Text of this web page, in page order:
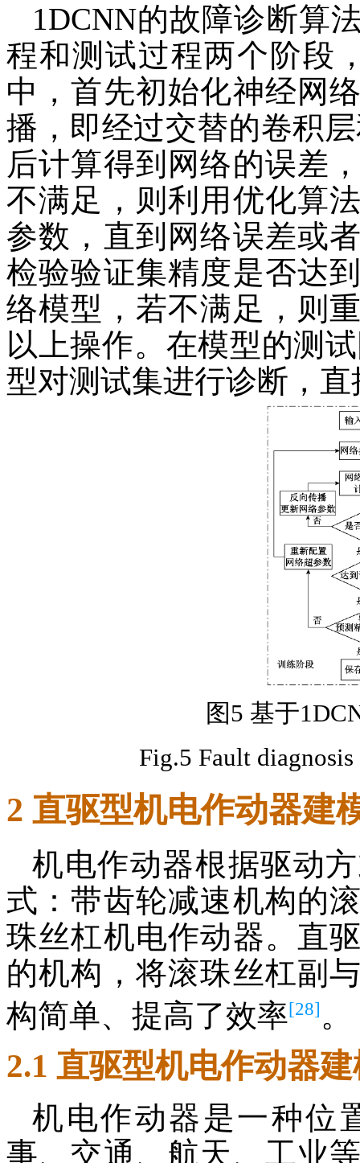
1DCNN的故障诊断算
程和测试过程两个阶段
中，首先初始化神经网
播，即经过交替的卷积
后计算得到网络的误差
不满足，则利用优化算
参数，直到网络误差或
检验验证集精度是否达
络模型，若不满足，则
以上操作。在模型的测
型对测试集进行诊断，
图5 基于
Fig.5 Fault
2 直驱型机电作动器建
机电作动器根据驱动
式：带齿轮减速机构的
珠丝杠机电作动器。直
的机构，将滚珠丝杠副
构简单、提高了效率[28] 。
2.1 直驱型机电作动器
机电作动器是一种位
事、交通、航天、工业